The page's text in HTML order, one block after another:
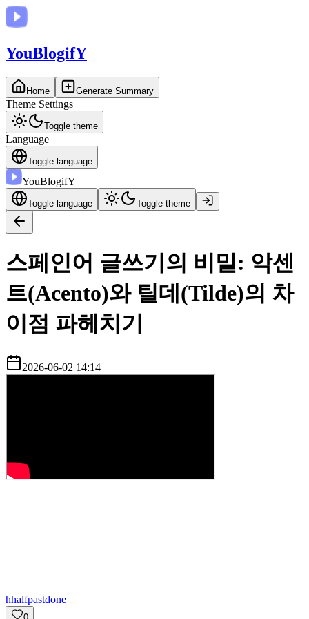
YouBlogifY
Home Generate Summary
Theme Settings
Toggle theme
Language
Toggle language
YouBlogifY
Toggle language Toggle theme
스페인어 글쓰기의 비밀: 악센
트(Acento)와 틸데(Tilde)의 차
이점 파헤치기
2026-06-02 14:14
hhalfpastdone